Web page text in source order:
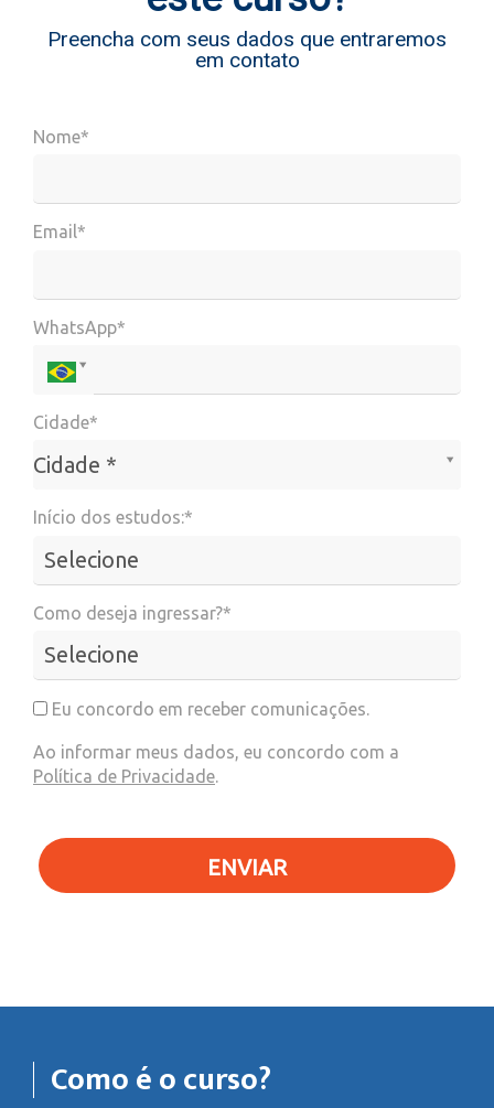
Preencha com seus dados que entraremos
em contato
Nome*
Email*
WhatsApp*
Cidade*
Cidade *
Cidade*
Início dos estudos:*
Como deseja ingressar?*
Eu concordo em receber comunicações.
Ao informar meus dados, eu concordo com a
Política de Privacidade.
ENVIAR
Como é o curso?